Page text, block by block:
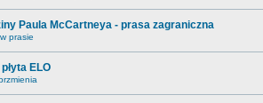
Paula McCartneya - prasa zagraniczna
prasie
ELO